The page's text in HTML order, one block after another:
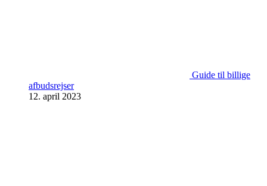
Guide til billige
afbudsrejser
12. april 2023